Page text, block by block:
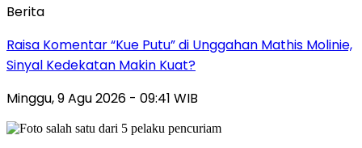
Berita
Raisa Komentar “Kue Putu” di Unggahan Mathis Molinie,
Sinyal Kedekatan Makin Kuat?
Minggu, 9 Agu 2026 - 09:41 WIB